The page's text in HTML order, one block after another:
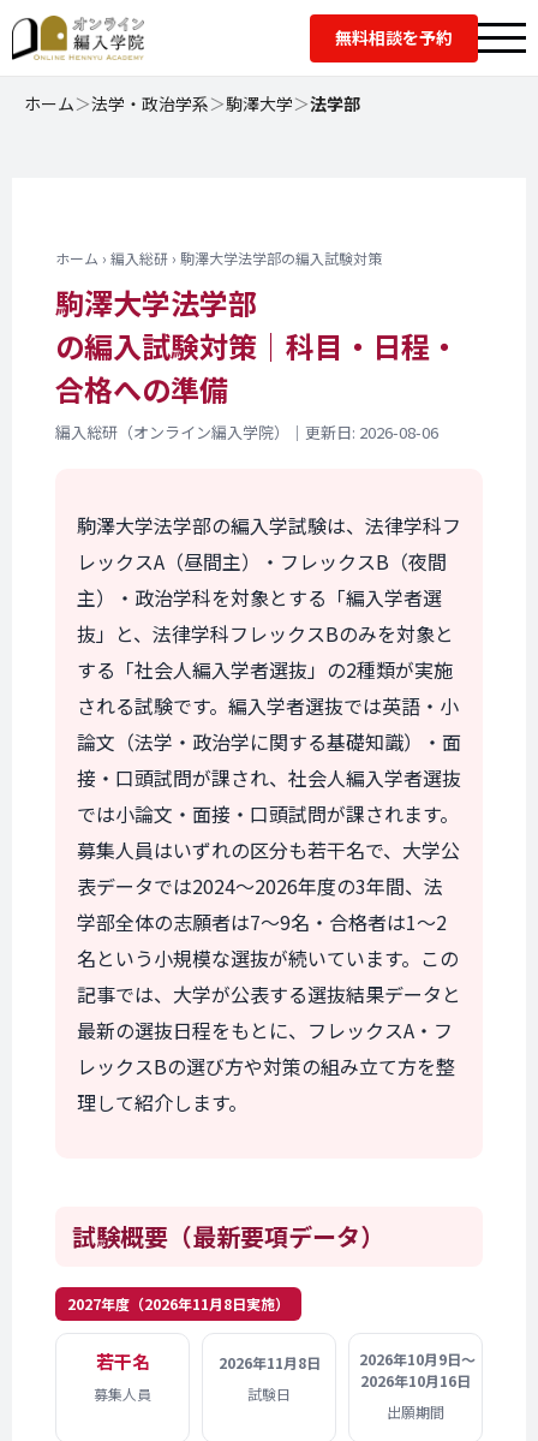
無料相談を予約
ホーム＞法学・政治学系＞駒澤大学＞法学部
ホーム › 編入総研 › 駒澤大学法学部の編入試験対策
駒澤大学法学部
の編入試験対策｜ 科目・日程・
合格への準備
編入総研（オンライン編入学院）｜更新日: 2026-08-06
駒澤大学法学部の編入学試験は、法律学科フ
レックスA（昼間主）・フレックスB（夜間
主）・政治学科を対象とする「編入学者選
抜」と、法律学科フレックスBのみを対象と
する「社会人編入学者選抜」の2種類が実施
される試験です。編入学者選抜では英語・小
論文（法学・政治学に関する基礎知識）・面
接・口頭試問が課され、社会人編入学者選抜
では小論文・面接・口頭試問が課されます。
募集人員はいずれの区分も若干名で、大学公
表データでは2024〜2026年度の3年間、法
学部全体の志願者は7〜9名・合格者は1〜2
名という小規模な選抜が続いています。この
記事では、大学が公表する選抜結果データと
最新の選抜日程をもとに、フレックスA・フ
レックスBの選び方や対策の組み立て方を整
理して紹介します。
試験概要 （最新要項データ）
2027年度（2026年11月8日実施）
若干名
募集人員
2026年11月8日
試験日
2026年10月9日〜
2026年10月16日
出願期間